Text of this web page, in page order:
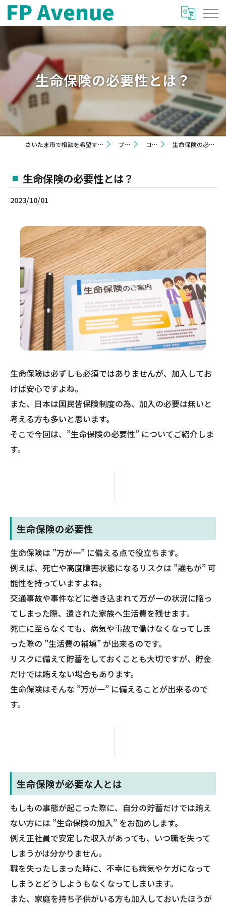
生命保険の必要性とは？
さいたま市で相談を希望するならFP Avenue ブログ コラム 生命保険の必要性とは？
生命保険の必要性とは？
2023/10/01
生命保険は必ずしも必須ではありませんが、加入してお
けば安心ですよね。
また、日本は国民皆保険制度の為、加入の必要は無いと
考える方も多いと思います。
そこで今回は、”生命保険の必要性” についてご紹介しま
す。
生命保険の必要性
生命保険は ”万が一” に備える点で役立ちます。
例えば、死亡や高度障害状態になるリスクは ”誰もが” 可
能性を持っていますよね。
交通事故や事件などに巻き込まれて万が一の状況に陥っ
てしまった際、遺された家族へ生活費を残せます。
死亡に至らなくても、病気や事故で働けなくなってしま
った際の ”生活費の補填” が出来るのです。
リスクに備えて貯蓄をしておくことも大切ですが、貯金
だけでは賄えない場合もあります。
生命保険はそんな ”万が一” に備えることが出来るので
す。
生命保険が必要な人とは
もしもの事態が起こった際に、自分の貯蓄だけでは賄え
ない方には ”生命保険の加入” をお勧めします。
例え正社員で安定した収入があっても、いつ職を失って
しまうかは分かりません。
職を失ったしまった時に、不幸にも病気やケガになって
しまうとどうしようもなくなってしまいます。
また、家庭を持ち子供がいる方も加入しておいたほうが